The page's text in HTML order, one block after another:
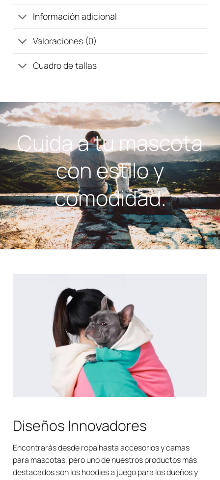
Información adicional
Valoraciones (0)
Cuadro de tallas
Cuida a tu mascota
con estilo y
comodidad.
Diseños Innovadores
Encontrarás desde ropa hasta accesorios y camas
para mascotas, pero uno de nuestros productos más
destacados son los hoodies a juego para los dueños y